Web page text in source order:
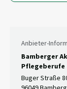
Anbieter-
Bamberger
Pflegeberufe
Buger Straße